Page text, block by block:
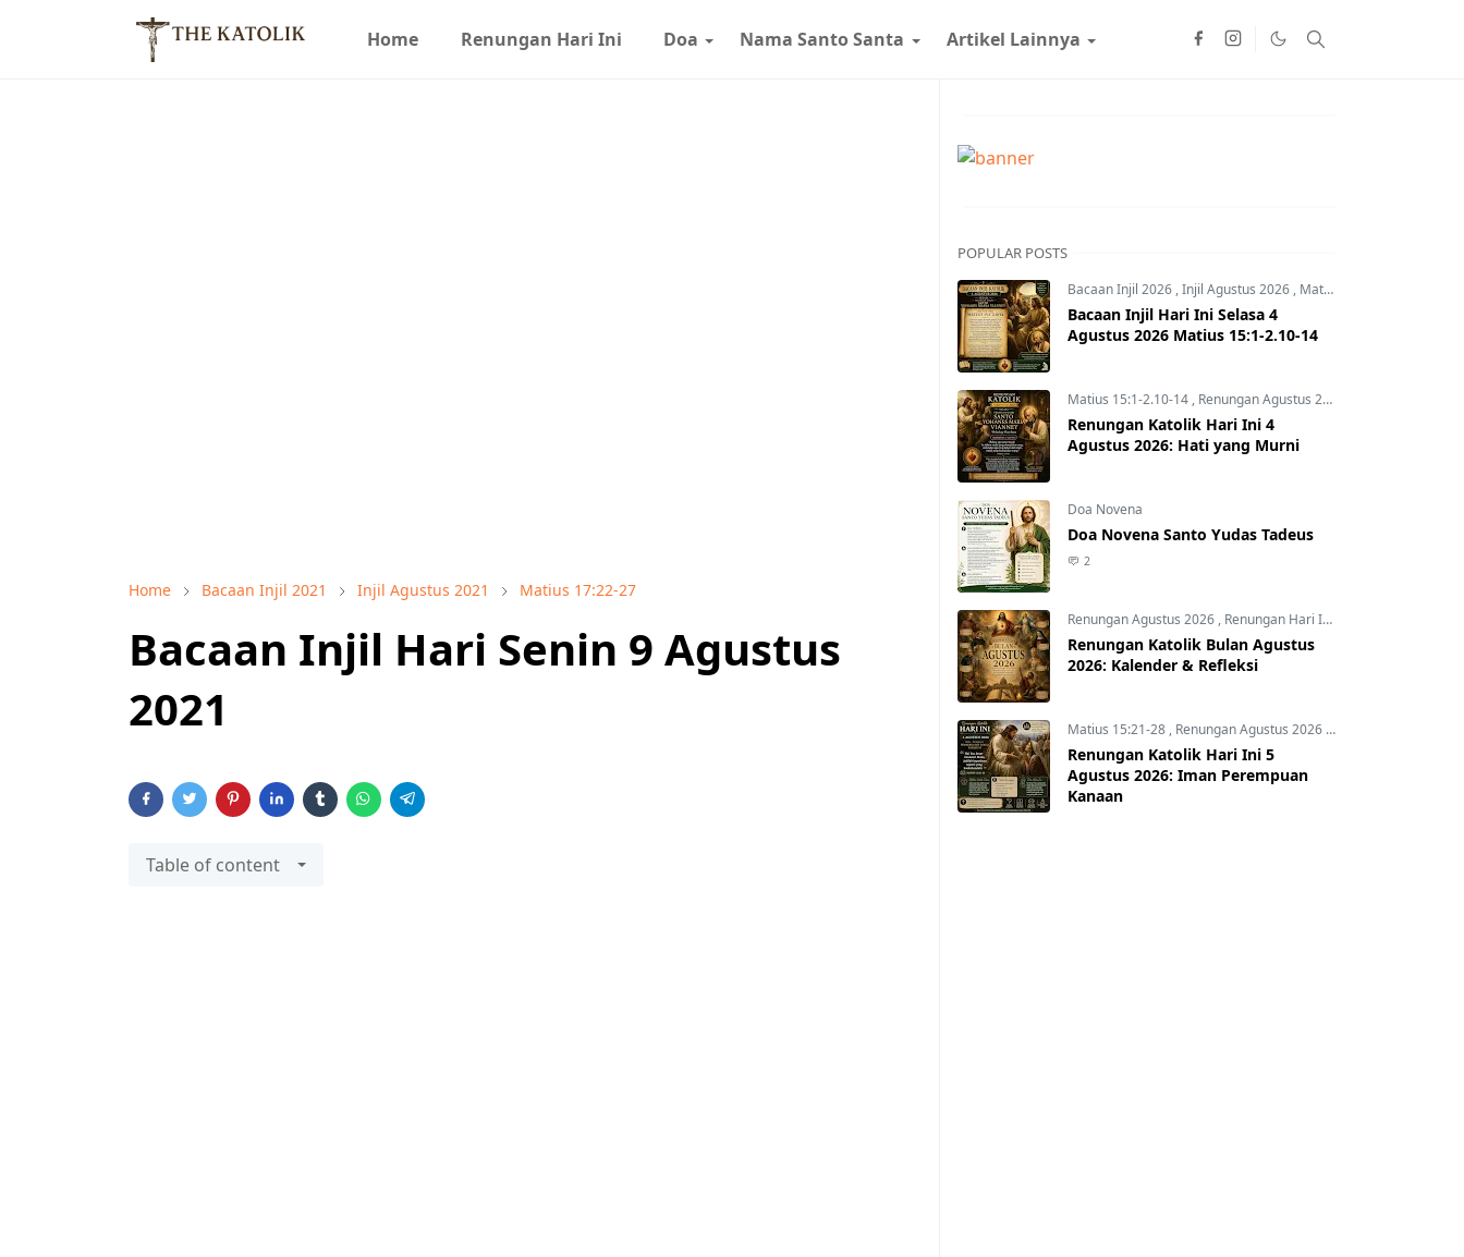
Home Renungan Hari Ini Doa Nama Santo Santa Artikel Lainnya
Home Bacaan Injil 2021 Injil Agustus 2021 Matius 17:22-27
Bacaan Injil Hari Senin 9 Agustus
2021
Table of content
POPULAR POSTS
Bacaan Injil 2026 ,Injil Agustus 2026 , Matius 15:1-2.10-14
Bacaan Injil Hari Ini Selasa 4
Agustus 2026 Matius 15:1-2.10-14
Matius 15:1-2.10-14 , Renungan Agustus 2026
Renungan Katolik Hari Ini 4
Agustus 2026: Hati yang Murni
Doa Novena
Doa Novena Santo Yudas Tadeus
2
Renungan Agustus 2026 , Renungan Hari Ini
Renungan Katolik Bulan Agustus
2026: Kalender & Refleksi
Matius 15:21-28 , Renungan Agustus 2026 ,Renungan Hari Ini
Renungan Katolik Hari Ini 5
Agustus 2026: Iman Perempuan
Kanaan